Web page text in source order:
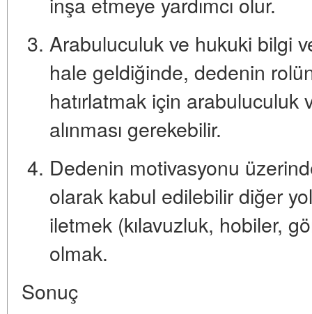
Arabuluculuk ve hukuki bilgi
hale geldiğinde, dedenin
hatırlatmak için arabuluculuk
alınması gerekebilir.
Dedenin motivasyonu
olarak kabul edilebilir diğer
iletmek (kılavuzluk, hobiler,
olmak.
Sonuç